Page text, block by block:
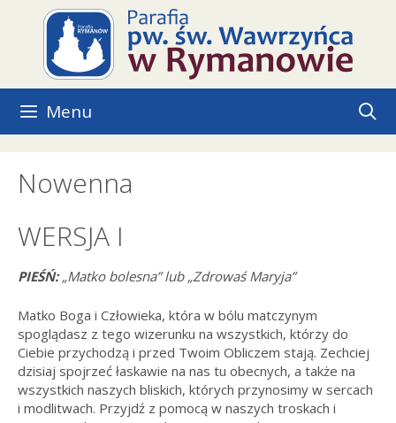
Menu
Nowenna
WERSJA I
PIEŚŃ:„Matko bolesna” lub „Zdrowaś Maryja”
Matko Boga i Człowieka, która w bólu matczynym
spoglądasz z tego wizerunku na wszystkich, którzy do
Ciebie przychodzą i przed Twoim Obliczem stają. Zechciej
dzisiaj spojrzeć łaskawie na nas tu obecnych, a także na
wszystkich naszych bliskich, których przynosimy w sercach
i modlitwach. Przyjdź z pomocą w naszych troskach i